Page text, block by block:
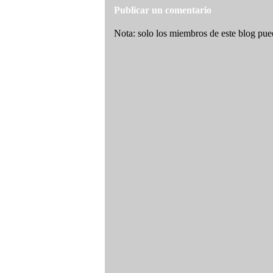
Publicar un comentario
Nota: solo los miembros de este blog